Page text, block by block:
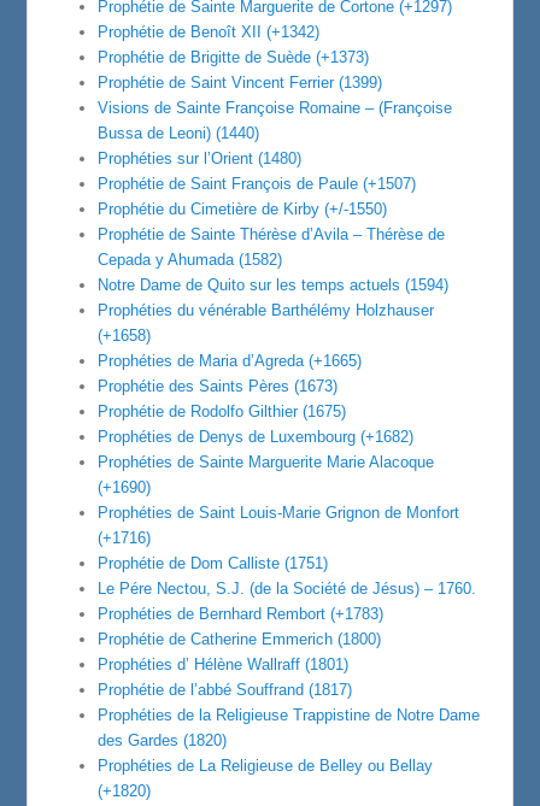
Prophétie de Sainte Marguerite de Cortone (+1297)
Prophétie de Benoît XII (+1342)
Prophétie de Brigitte de Suède (+1373)
Prophétie de Saint Vincent Ferrier (1399)
Visions de Sainte Françoise Romaine – (Françoise
Bussa de Leoni) (1440)
Prophéties sur l’Orient (1480)
Prophétie de Saint François de Paule (+1507)
Prophétie du Cimetière de Kirby (+/-1550)
Prophétie de Sainte Thérèse d’Avila – Thérèse de
Cepada y Ahumada (1582)
Notre Dame de Quito sur les temps actuels (1594)
Prophéties du vénérable Barthélémy Holzhauser
(+1658)
Prophéties de Maria d’Agreda (+1665)
Prophétie des Saints Pères (1673)
Prophétie de Rodolfo Gilthier (1675)
Prophéties de Denys de Luxembourg (+1682)
Prophéties de Sainte Marguerite Marie Alacoque
(+1690)
Prophéties de Saint Louis-Marie Grignon de Monfort
(+1716)
Prophétie de Dom Calliste (1751)
Le Pére Nectou, S.J. (de la Société de Jésus) – 1760.
Prophéties de Bernhard Rembort (+1783)
Prophétie de Catherine Emmerich (1800)
Prophéties d’ Hélène Wallraff (1801)
Prophétie de l’abbé Souffrand (1817)
Prophéties de la Religieuse Trappistine de Notre Dame
des Gardes (1820)
Prophéties de La Religieuse de Belley ou Bellay
(+1820)